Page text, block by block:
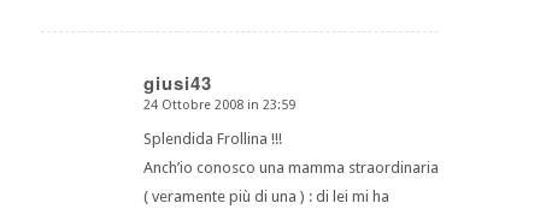
giusi43
dice:
24 Ottobre 2008 in 23:59
Splendida Frollina !!!
Anch’io conosco una mamma straordinaria
( veramente più di una ) : di lei mi ha